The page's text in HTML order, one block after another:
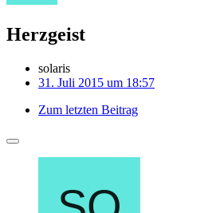
Herzgeist
solaris
31. Juli 2015 um 18:57
Zum letzten Beitrag